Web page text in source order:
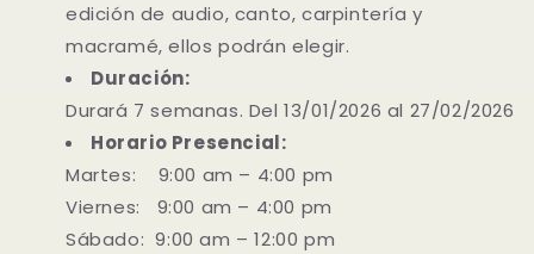
edición de audio, canto, carpintería y
macramé, ellos podrán elegir.
Duración:
Durará 7 semanas. Del 13/01/2026 al 27/02/2026
Horario Presencial:
Martes: 9:00 am – 4:00 pm
Viernes: 9:00 am – 4:00 pm
Sábado: 9:00 am – 12:00 pm